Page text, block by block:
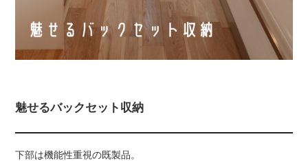
魅せるバックセット収納
下部は機能性重視の既製品。